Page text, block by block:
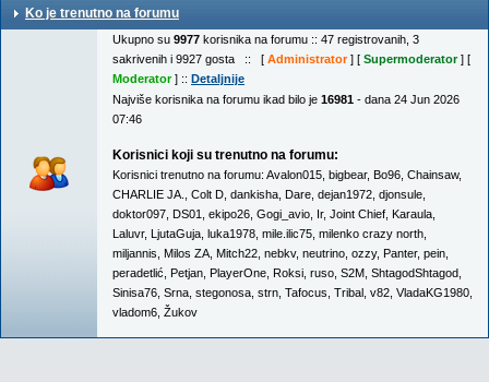
Ko je trenutno na forumu
Ukupno su 9977 korisnika na forumu :: 47 registrovanih, 3
sakrivenih i 9927 gosta :: [ Administrator] [ Supermoderator] [
Moderator] :: Detaljnije
Najviše korisnika na forumu ikad bilo je 16981 - dana 24 Jun 2026
07:46
Korisnici koji su trenutno na forumu:
Korisnici trenutno na forumu: Avalon015 bigbear, Bo96 Chainsaw,
CHARLIE JA.
Colt D dankisha Dare dejan1972 djonsule
doktor097 DS01 ekipo26 Gogi_avio Ir, Joint Chief Karaula
Laluvr, LjutaGuja luka1978 mile.ilic75 milenko crazy north
miljannis Milos ZA Mitch22 nebkv, neutrino ozzy, Panter, pein
peradetlić Petjan PlayerOne Roksi ruso S2M ShtagodShtagod
Sinisa76 Srna stegonosa strn Tafocus Tribal v82 VladaKG1980
vladom6 Žukov